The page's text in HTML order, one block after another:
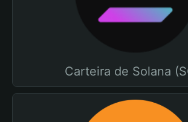
Carteira de Solana